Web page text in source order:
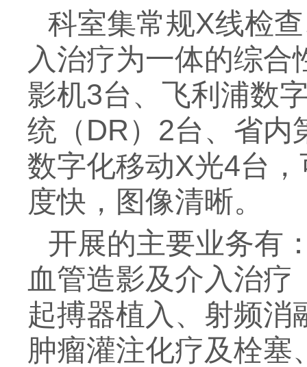
科室集常规X线检
入治疗为一体的综
影机3台、飞利浦数
统（DR）2台、省内
数字化移动X光4台
度快，图像清晰。
开展的主要业务有
血管造影及介入治
起搏器植入、射频消
肿瘤灌注化疗及栓塞